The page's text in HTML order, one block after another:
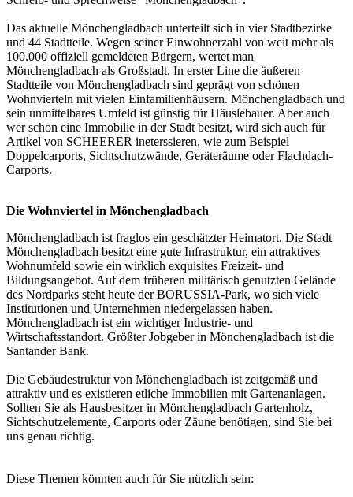
Das aktuelle Mönchengladbach unterteilt sich in vier Stadtbezirke
und 44 Stadtteile. Wegen seiner Einwohnerzahl von weit mehr als
100.000 offiziell gemeldeten Bürgern, wertet man
Mönchengladbach als Großstadt. In erster Line die äußeren
Stadtteile von Mönchengladbach sind geprägt von schönen
Wohnvierteln mit vielen Einfamilienhäusern. Mönchengladbach und
sein unmittelbares Umfeld ist günstig für Häuslebauer. Aber auch
wer schon eine Immobilie in der Stadt besitzt, wird sich auch für
Artikel von SCHEERER ineterssieren, wie zum Beispiel
Doppelcarports, Sichtschutzwände, Geräteräume oder Flachdach-
Carports.
Die Wohnviertel in Mönchengladbach
Mönchengladbach ist fraglos ein geschätzter Heimatort. Die Stadt
Mönchengladbach besitzt eine gute Infrastruktur, ein attraktives
Wohnumfeld sowie ein wirklich exquisites Freizeit- und
Bildungsangebot. Auf dem früheren militärisch genutzten Gelände
des Nordparks steht heute der BORUSSIA-Park, wo sich viele
Institutionen und Unternehmen niedergelassen haben.
Mönchengladbach ist ein wichtiger Industrie- und
Wirtschaftsstandort. Größter Jobgeber in Mönchengladbach ist die
Santander Bank.
Die Gebäudestruktur von Mönchengladbach ist zeitgemäß und
attraktiv und es existieren etliche Immobilien mit Gartenanlagen.
Sollten Sie als Hausbesitzer in Mönchengladbach Gartenholz,
Sichtschutzelemente, Carports oder Zäune benötigen, sind Sie bei
uns genau richtig.
Diese Themen könnten auch für Sie nützlich sein: